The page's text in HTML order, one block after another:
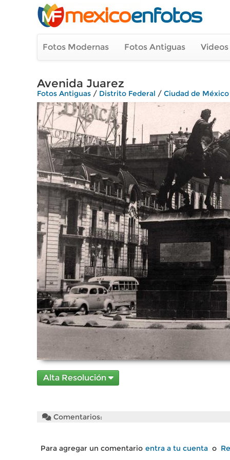
Fotos Modernas Fotos Antiguas
Avenida Juarez
Fotos Antiguas / Distrito Federal / Ciudad de México
Alta Resolución
Comentarios:
Para agregar un comentario entra a tu cuenta o